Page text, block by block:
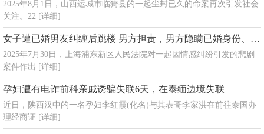
2025年8月1日，山西运城市临猗县的一起尘封已久的命案再次引发社会
关注。22 [详细]
女子遭已婚男友纠缠后跳楼 男方担责，男方隐瞒已婚身份、存在暴力倾向
2025年7月30日，上海浦东新区人民法院对一起因情感纠纷引发的悲剧
案件作出 [详细]
孕妇遭有电诈前科亲戚诱骗失联6天，在泰缅边境失联
近日，陕西汉中的一名孕妇李红霞(化名)与其表哥李家洪在前往泰国办
理经商证 [详细]